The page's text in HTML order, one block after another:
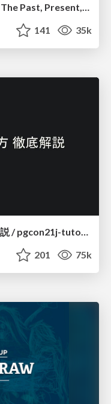
RailsConf & Balkan Ruby 2019: The Past, Present, and Future of Rails at GitHub
141 35k
実際に使うSQLの書き方 徹底解説 / pgcon21j-tutorial
201 75k